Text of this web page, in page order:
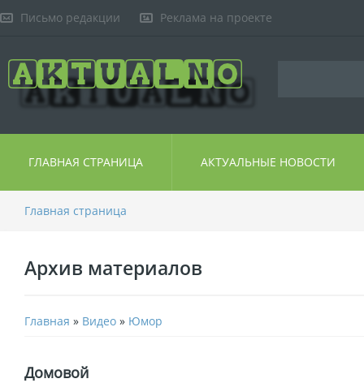
Письмо редакции Реклама на проекте
ГЛАВНАЯ СТРАНИЦА АКТУАЛЬНЫЕ НОВОСТИ
Главная страница
Архив материалов
Главная » Видео » Юмор
Домовой